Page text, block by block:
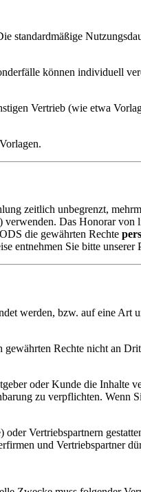
standardmäßige
können individuell
Vertrieb (wie etwa
zeitlich unbegrenzt,
Das Honorar
die gewährten Rechte
entnehmen Sie bitte unserer
werden, bzw. auf eine Art
Rechte nicht an
oder Kunde die Inhalte
zu verpflichten. Wenn
Vertriebspartnern
und Vertriebspartner